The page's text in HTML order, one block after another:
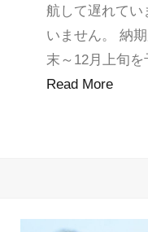
航して遅れてい
いません。 納
末～12月上旬
Read More